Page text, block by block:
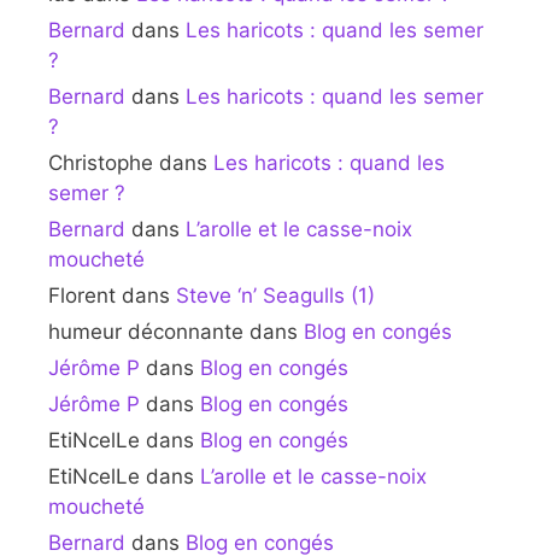
Bernard dans Les haricots : quand les semer
?
Bernard dans Les haricots : quand les semer
?
Christophe dans Les haricots : quand les
semer ?
Bernard dans L’arolle et le casse-noix
moucheté
Florent dans Steve ‘n’ Seagulls (1)
humeur déconnante dans Blog en congés
Jérôme P dans Blog en congés
Jérôme P dans Blog en congés
EtiNcelLe dans Blog en congés
EtiNcelLe dans L’arolle et le casse-noix
moucheté
Bernard dans Blog en congés